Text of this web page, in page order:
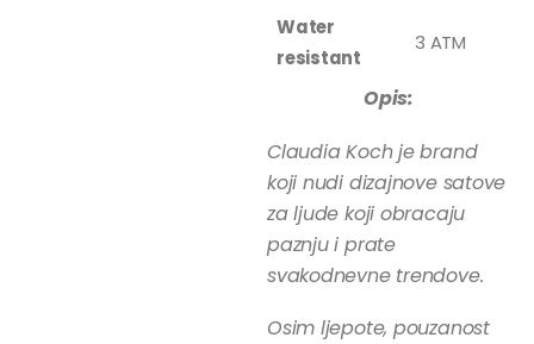
Water
resistant
3 ATM
Opis:
Claudia Koch je brand
koji nudi dizajnove satove
za ljude koji obracaju
paznju i prate
svakodnevne trendove.
Osim ljepote, pouzanost